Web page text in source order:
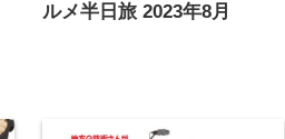
ルメ半日旅 2023年8月